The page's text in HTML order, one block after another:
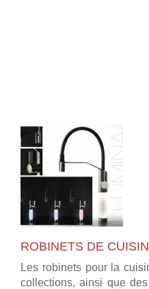
ROBINETS DE
Les robinets pour la
collections, ainsi que